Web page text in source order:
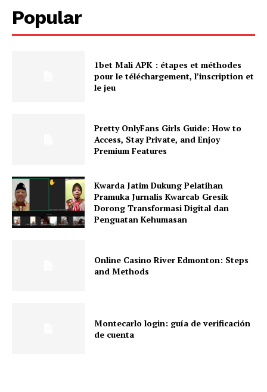
Popular
1bet Mali APK : étapes et méthodes
pour le téléchargement, l’inscription et
le jeu
Pretty OnlyFans Girls Guide: How to
Access, Stay Private, and Enjoy
Premium Features
Kwarda Jatim Dukung Pelatihan
Pramuka Jurnalis Kwarcab Gresik
Dorong Transformasi Digital dan
Penguatan Kehumasan
Online Casino River Edmonton: Steps
and Methods
Montecarlo login: guía de verificación
de cuenta